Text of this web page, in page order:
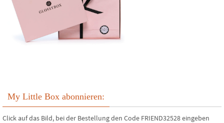
My Little Box abonnieren:
Click auf das Bild, bei der Bestellung den Code FRIEND32528 eingeben